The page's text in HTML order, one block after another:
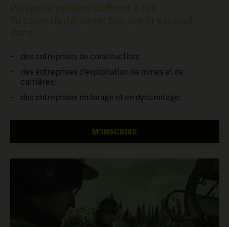
Plusieurs options s’offrent à toi!
Tu pourrais démarrer ton avenir explosif
dans :
des entreprises de construction;
des entreprises d’exploitation de mines et de
carrières;
des entreprises en forage et en dynamitage.
M'INSCRIRE